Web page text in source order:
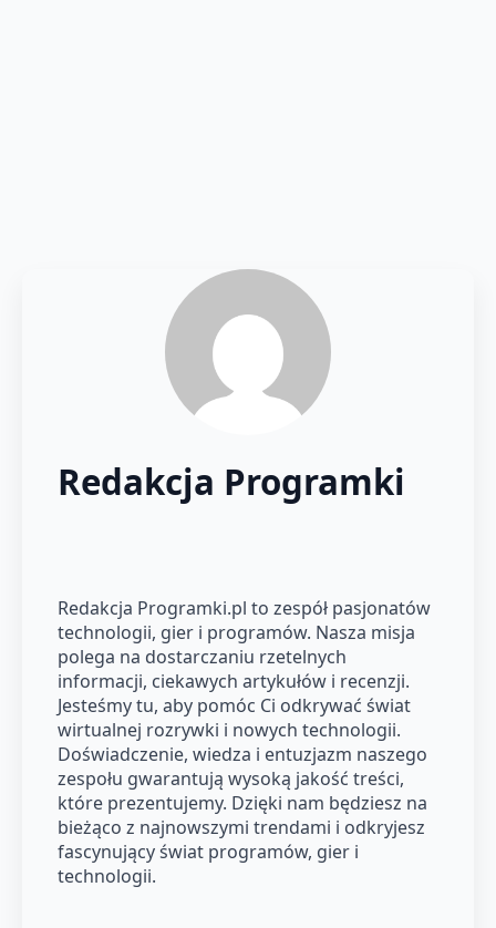
Redakcja Programki
Redakcja Programki.pl to zespół pasjonatów
technologii, gier i programów. Nasza misja
polega na dostarczaniu rzetelnych
informacji, ciekawych artykułów i recenzji.
Jesteśmy tu, aby pomóc Ci odkrywać świat
wirtualnej rozrywki i nowych technologii.
Doświadczenie, wiedza i entuzjazm naszego
zespołu gwarantują wysoką jakość treści,
które prezentujemy. Dzięki nam będziesz na
bieżąco z najnowszymi trendami i odkryjesz
fascynujący świat programów, gier i
technologii.